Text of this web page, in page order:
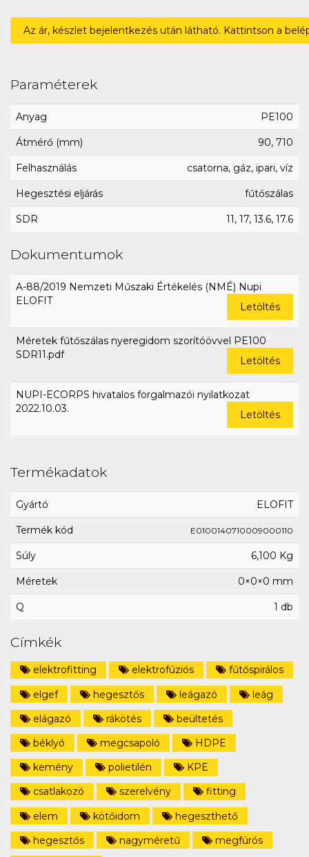
Az ár, készlet bejelentkezés után látható. Kattintson a
Paraméterek
Anyag PE100
Átmérő (mm) 90, 710
Felhasználás csatorna, gáz, ipari, víz
Hegesztési eljárás fűtőszálas
SDR 11, 17, 13.6, 17.6
Dokumentumok
A-88/2019 Nemzeti Műszaki Értékelés (NMÉ) Nupi
ELOFIT
Letöltés
Méretek fűtőszálas nyeregidom szorítóövvel PE100
SDR11.pdf
Letöltés
NUPI-ECORPS hivatalos forgalmazói nyilatkozat
2022.10.03.
Letöltés
Termékadatok
Gyártó ELOFIT
Termék kód E0100140710009000110
Súly 6,100 Kg
Méretek 0×0×0 mm
Q 1 db
Címkék
elektrofitting elektrofúziós
fűtőspirálos
elgef
hegesztős leágazó
leág
elágazó
rákötés
beültetés
béklyó
megcsapoló
HDPE
kemény
polietilén
KPE
csatlakozó
szerelvény
fitting
elem
kötőidom
hegeszthető
hegesztős
nagyméretű
megfúrós